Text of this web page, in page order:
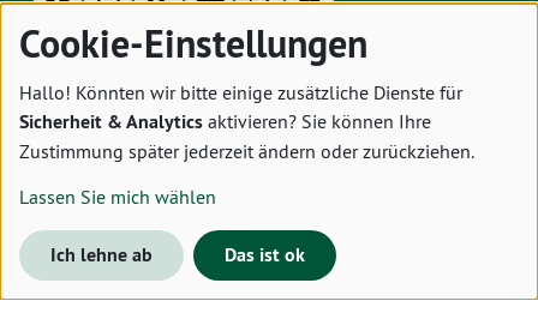
Impressum Datenschutz Cookies
Cookie-Einstellungen
Hallo! Könnten wir bitte einige zusätzliche Dienste für
Sicherheit & Analytics aktivieren? Sie können Ihre
Zustimmung später jederzeit ändern oder zurückziehen.
Lassen Sie mich wählen
Ich lehne ab Das ist ok